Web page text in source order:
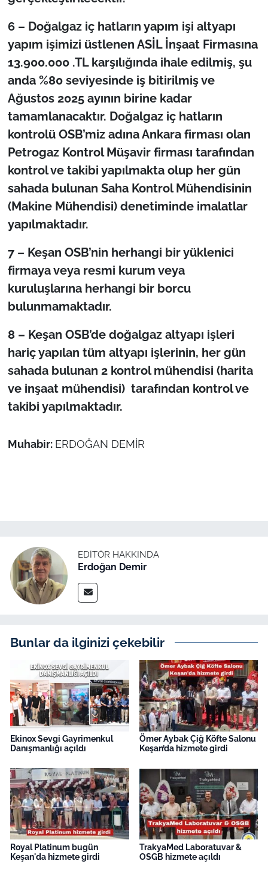
6 – Doğalgaz iç hatların yapım işi altyapı
yapım işimizi üstlenen ASİL İnşaat Firmasına
13.900.000 .TL karşılığında ihale edilmiş, şu
anda %80 seviyesinde iş bitirilmiş ve
Ağustos 2025 ayının birine kadar
tamamlanacaktır. Doğalgaz iç hatların
kontrolü OSB’miz adına Ankara firması olan
Petrogaz Kontrol Müşavir firması tarafından
kontrol ve takibi yapılmakta olup her gün
sahada bulunan Saha Kontrol Mühendisinin
(Makine Mühendisi) denetiminde imalatlar
yapılmaktadır.
7 – Keşan OSB’nin herhangi bir yüklenici
firmaya veya resmi kurum veya
kuruluşlarına herhangi bir borcu
bulunmamaktadır.
8 – Keşan OSB’de doğalgaz altyapı işleri
hariç yapılan tüm altyapı işlerinin, her gün
sahada bulunan 2 kontrol mühendisi (harita
ve inşaat mühendisi) tarafından kontrol ve
takibi yapılmaktadır.
Muhabir: ERDOĞAN DEMİR
EDITÖR HAKKINDA
Erdoğan Demir
Bunlar da ilginizi çekebilir
Ekinox Sevgi Gayrimenkul
Danışmanlığı açıldı
Ömer Aybak Çiğ Köfte Salonu
Keşan’da hizmete girdi
Royal Platinum bugün
Keşan'da hizmete girdi
TrakyaMed Laboratuvar &
OSGB hizmete açıldı